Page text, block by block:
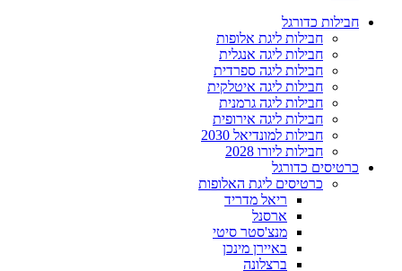
חבילות כדורגל
חבילות ליגת אלופות
חבילות ליגה אנגלית
חבילות ליגה ספרדית
חבילות ליגה איטלקית
חבילות ליגה גרמנית
חבילות ליגה אירופית
חבילות למונדיאל 2030
חבילות ליורו 2028
כרטיסים כדורגל
כרטיסים ליגת האלופות
ריאל מדריד
ארסנל
מנצ'סטר סיטי
באיירן מינכן
ברצלונה